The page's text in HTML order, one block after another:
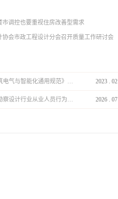
市调控也要重视住房改善型需求
协会市政工程设计分会召开质量工作研讨会
用规范》 GB55024-2022公益宣贯的通知 2023 . 02
青岛市住宅工程设计审查品质提升指引（2026版）》宣贯活动的通知 2026 . 07